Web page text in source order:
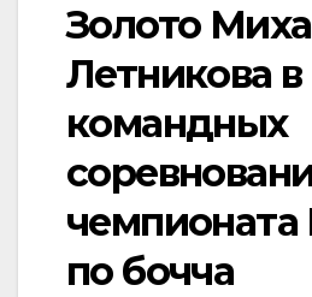
Золото
Летникова в
командных
чемпионата
по бочча